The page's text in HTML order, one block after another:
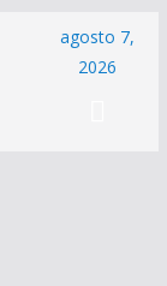
agosto 7,
2026